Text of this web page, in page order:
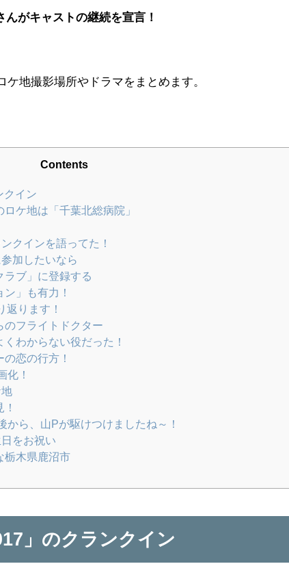
がキャストの継続を宣言！
ケ地撮影場所やドラマをまとめます。
Contents
クイン
ケ地は「千葉北総病院」
クインを語ってた！
加したいなら
ラブ」に登録する
」も有力！
返ります！
のフライトドクター
わからない役だった！
恋の行方！
化！
から、山Pが駆けつけましたね～！
をお祝い
栃木県鹿沼市
」のクランクイン